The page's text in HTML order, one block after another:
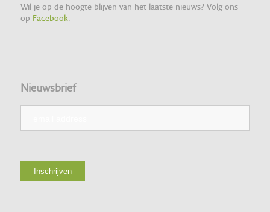
Wil je op de hoogte blijven van het laatste nieuws? Volg ons
op Facebook.
Nieuwsbrief